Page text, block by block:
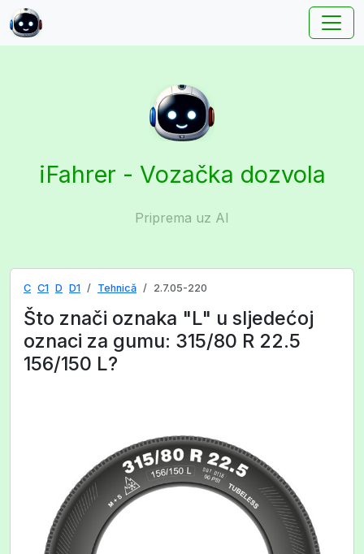
iFahrer - Vozačka dozvola
Priprema uz AI
C C1 D D1 Tehnică 2.7.05-220
Što znači oznaka "L" u sljedećoj
oznaci za gumu: 315/80 R 22.5
156/150 L?